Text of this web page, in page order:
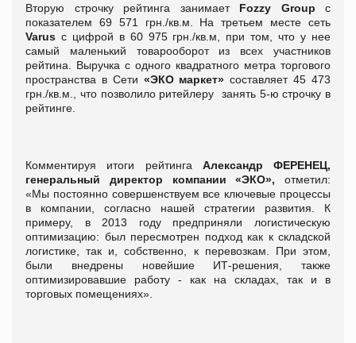
Вторую строчку рейтинга занимает Fozzy Group с
показателем 69 571 грн./кв.м. На третьем месте сеть
Varus с цифрой в 60 975 грн./кв.м, при том, что у нее
самый маленький товарооборот из всех участников
рейтина. Выручка с одного квадратного метра торгового
пространства в Сети «ЭКО маркет» составляет 45 473
грн./кв.м., что позволило ритейлеру занять 5-ю строчку в
рейтинге.
Комментируя итоги рейтинга Александр ФЕРЕНЕЦ,
генеральный директор компании «ЭКО», отметил:
«Мы постоянно совершенствуем все ключевые процессы
в компании, согласно нашей стратегии развития. К
примеру, в 2013 году предприняли логистическую
оптимизацию: был пересмотрен подход как к складской
логистике, так и, собственно, к перевозкам. При этом,
были внедрены новейшие ИТ-решения, также
оптимизировавшие работу - как на складах, так и в
торговых помещениях».